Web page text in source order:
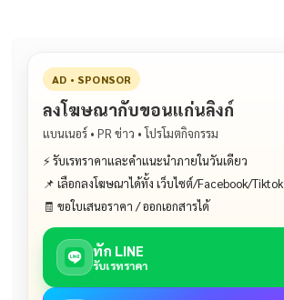
AD • SPONSOR
ลงโฆษณากับขอนแก่นลิงก์
แบนเนอร์ • PR ข่าว • โปรโมตกิจกรรม
⚡ รับเรทราคาและคำแนะนำภายในวันเดียว
📌 เลือกลงโฆษณาได้ทั้ง เว็บไซต์/Facebook/Tiktok
🧾 ขอใบเสนอราคา / ออกเอกสารได้
ทัก LINE
รับเรทราคา